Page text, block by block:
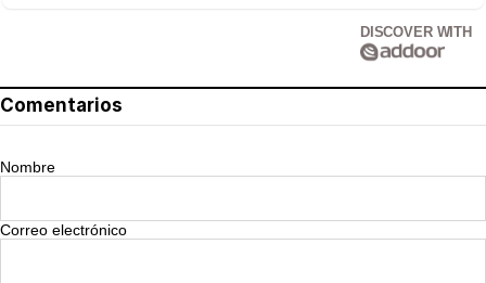
DISCOVER WITH
Comentarios
Nombre
Correo electrónico